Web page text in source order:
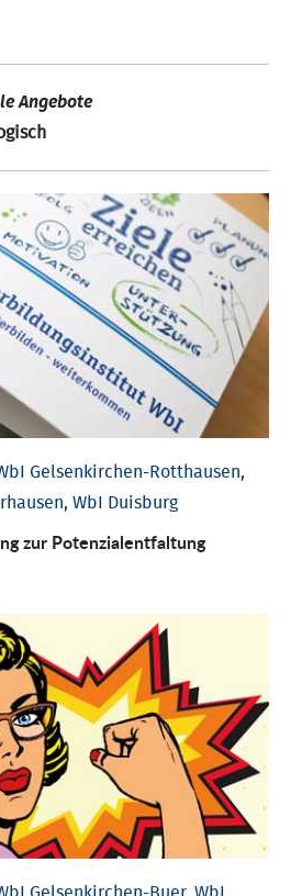
Angebote
Gelsenkirchen-Rotthausen,
WbI Duisburg
zur Potenzialentfaltung